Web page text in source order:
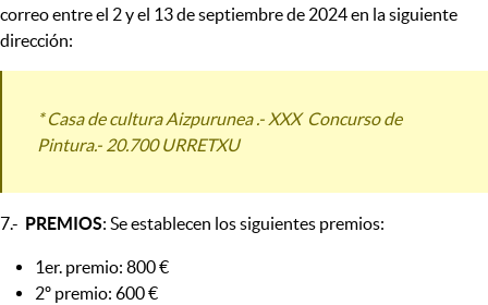
correo entre el 2 y el 13 de septiembre de 2024 en la siguiente
dirección:
* Casa de cultura Aizpurunea .- XXX Concurso de
Pintura.- 20.700 URRETXU
7.- PREMIOS: Se establecen los siguientes premios:
1er. premio: 800 €
2º premio: 600 €